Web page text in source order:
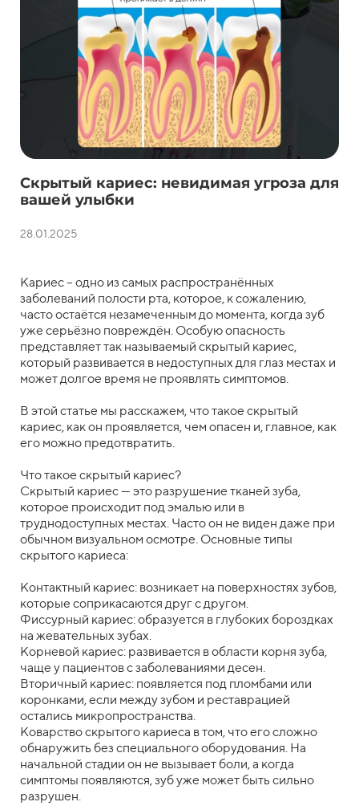
Скрытый кариес: невидимая угроза для
вашей улыбки
28.01.2025
Кариес – одно из самых распространённых
заболеваний полости рта, которое, к сожалению,
часто остаётся незамеченным до момента, когда зуб
уже серьёзно повреждён. Особую опасность
представляет так называемый скрытый кариес,
который развивается в недоступных для глаз местах и
может долгое время не проявлять симптомов.
В этой статье мы расскажем, что такое скрытый
кариес, как он проявляется, чем опасен и, главное, как
его можно предотвратить.
Что такое скрытый кариес?
Скрытый кариес — это разрушение тканей зуба,
которое происходит под эмалью или в
труднодоступных местах. Часто он не виден даже при
обычном визуальном осмотре. Основные типы
скрытого кариеса:
Контактный кариес: возникает на поверхностях зубов,
которые соприкасаются друг с другом.
Фиссурный кариес: образуется в глубоких бороздках
на жевательных зубах.
Корневой кариес: развивается в области корня зуба,
чаще у пациентов с заболеваниями десен.
Вторичный кариес: появляется под пломбами или
коронками, если между зубом и реставрацией
остались микропространства.
Коварство скрытого кариеса в том, что его сложно
обнаружить без специального оборудования. На
начальной стадии он не вызывает боли, а когда
симптомы появляются, зуб уже может быть сильно
разрушен.